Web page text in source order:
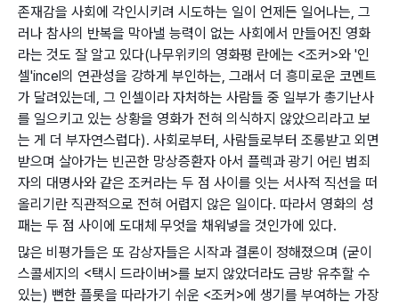
존재감을 사회에 각인시키려 시도하는 일이 언제든 일어나는, 그
러나 참사의 반복을 막아낼 능력이 없는 사회에서 만들어진 영화
라는 것도 잘 알고 있다(나무위키의 영화평 란에는 <조커>와 '인
셀'incel의 연관성을 강하게 부인하는, 그래서 더 흥미로운 코멘트
가 달려있는데, 그 인셀이라 자처하는 사람들 중 일부가 총기난사
를 일으키고 있는 상황을 영화가 전혀 의식하지 않았으리라고 보
는 게 더 부자연스럽다). 사회로부터, 사람들로부터 조롱받고 외면
받으며 살아가는 빈곤한 망상증환자 아서 플렉과 광기 어린 범죄
자의 대명사와 같은 조커라는 두 점 사이를 잇는 서사적 직선을 떠
올리기란 직관적으로 전혀 어렵지 않은 일이다. 따라서 영화의 성
패는 두 점 사이에 도대체 무엇을 채워넣을 것인가에 있다.
많은 비평가들은 또 감상자들은 시작과 결론이 정해졌으며 (굳이
스콜세지의 <택시 드라이버>를 보지 않았더라도 금방 유추할 수
있는) 뻔한 플롯을 따라가기 쉬운 <조커>에 생기를 부여하는 가장